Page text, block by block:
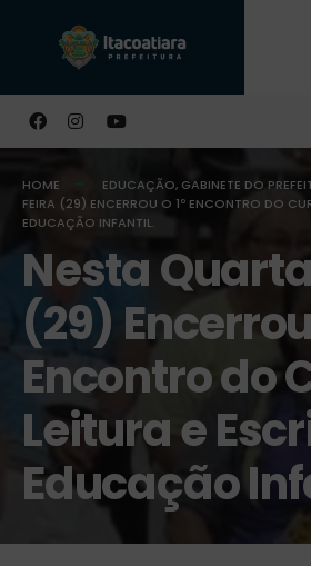
HOME EDUCAÇÃO, GABINETE DO
FEIRA (29) ENCERROU O 1º ENCONTRO DO
EDUCAÇÃO INFANTIL.
Nesta
(29) Encerrou
Encontro do
Leitura e
Educação
Buscar